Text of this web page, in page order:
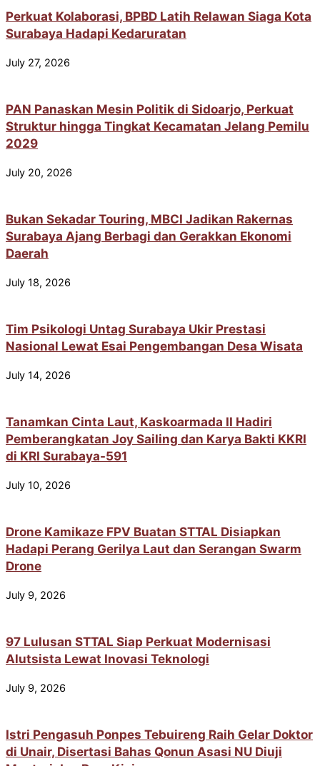
Perkuat Kolaborasi, BPBD Latih Relawan Siaga Kota
Surabaya Hadapi Kedaruratan
July 27, 2026
PAN Panaskan Mesin Politik di Sidoarjo, Perkuat
Struktur hingga Tingkat Kecamatan Jelang Pemilu
2029
July 20, 2026
Bukan Sekadar Touring, MBCI Jadikan Rakernas
Surabaya Ajang Berbagi dan Gerakkan Ekonomi
Daerah
July 18, 2026
Tim Psikologi Untag Surabaya Ukir Prestasi
Nasional Lewat Esai Pengembangan Desa Wisata
July 14, 2026
Tanamkan Cinta Laut, Kaskoarmada II Hadiri
Pemberangkatan Joy Sailing dan Karya Bakti KKRI
di KRI Surabaya-591
July 10, 2026
Drone Kamikaze FPV Buatan STTAL Disiapkan
Hadapi Perang Gerilya Laut dan Serangan Swarm
Drone
July 9, 2026
97 Lulusan STTAL Siap Perkuat Modernisasi
Alutsista Lewat Inovasi Teknologi
July 9, 2026
Istri Pengasuh Ponpes Tebuireng Raih Gelar Doktor
di Unair, Disertasi Bahas Qonun Asasi NU Diuji